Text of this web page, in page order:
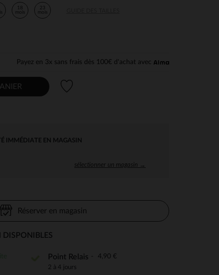
18
mois
23
mois
Payez en 3x sans frais dès 100€ d'achat avec
IMMÉDIATE EN MAGASIN
sélectionner un magasin →
Réserver en magasin
Point Relais 4,90 €
2 à 4 jours